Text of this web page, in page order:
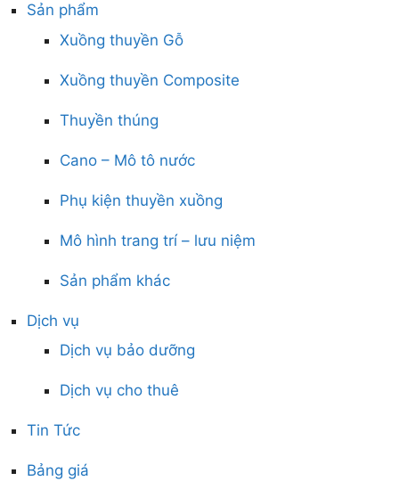
Sản phẩm
Xuồng thuyền Gỗ
Xuồng thuyền Composite
Thuyền thúng
Cano – Mô tô nước
Phụ kiện thuyền xuồng
Mô hình trang trí – lưu niệm
Sản phẩm khác
Dịch vụ
Dịch vụ bảo dưỡng
Dịch vụ cho thuê
Tin Tức
Bảng giá